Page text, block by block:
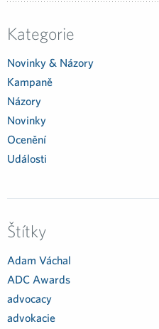
Kategorie
Novinky & Názory
Kampaně
Názory
Novinky
Ocenění
Události
Štítky
Adam Váchal
ADC Awards
advocacy
advokacie